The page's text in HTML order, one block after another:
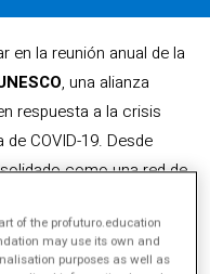
en la reunión anual de la
, una alianza
respuesta a la crisis
COVID-19. Desde
como una red de
todo el mundo.
of the profuturo.education
may use its own and
purposes as well as